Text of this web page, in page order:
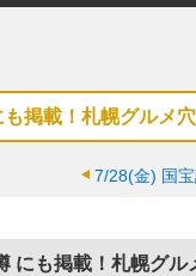
掲載！札幌グルメ
7/28(金) 国
にも掲載！札幌グル